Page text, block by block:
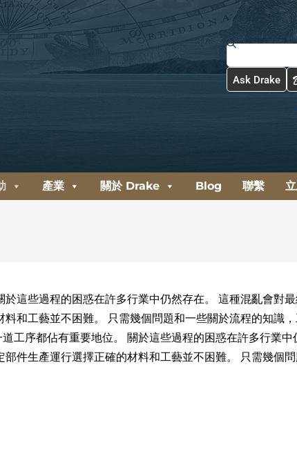
搜
尋
Ask Drake
產業 關於 Drake Blog 聯繫
這些過程的困惑在許多行業中仍然存在。 這種混亂會對
和工藝並不困難。 只需幾個問題和一些關於流程的知識
序都佔有重要地位。 關於這些過程的困惑在許多行業
件生產運行選擇正確的材料和工藝並不困難。 只需幾個